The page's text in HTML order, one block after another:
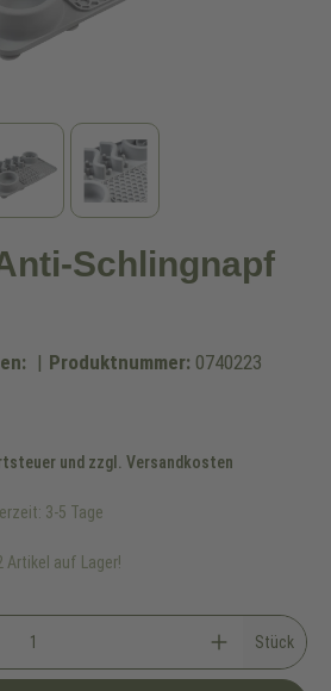
Schlingnapf
| Produktnummer: 0740223
und zzgl. Versandkosten
3-5 Tage
Artikel auf Lager!
Stück